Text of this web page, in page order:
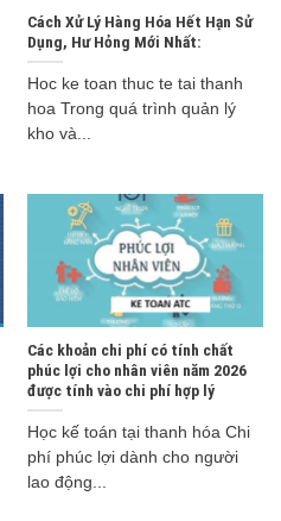
Cách Xử Lý Hàng Hóa Hết Hạn Sử
Dụng, Hư Hỏng Mới Nhất:
Hoc ke toan thuc te tai thanh
hoa Trong quá trình quản lý
kho và...
Các khoản chi phí có tính chất
phúc lợi cho nhân viên năm 2026
được tính vào chi phí hợp lý
Học kế toán tại thanh hóa Chi
phí phúc lợi dành cho người
lao động...